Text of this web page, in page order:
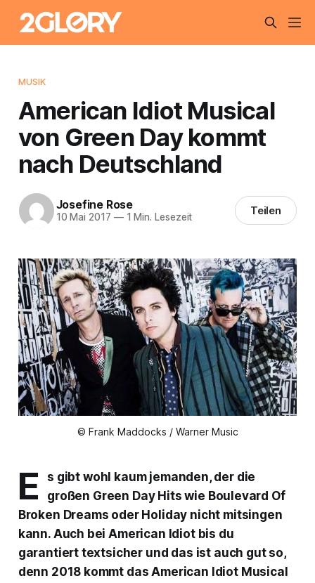
MUSIK
American Idiot Musical
von Green Day kommt
nach Deutschland
Josefine Rose
10 Mai 2017 —1 Min. Lesezeit Teilen
© Frank Maddocks / Warner Music
E
s gibt wohl kaum jemanden, der die
großen Green Day Hits wie Boulevard Of
Broken Dreams oder Holiday nicht mitsingen
kann. Auch bei American Idiotbis du
garantiert textsicher und das ist auch gut so,
denn 2018 kommt das American Idiot Musical